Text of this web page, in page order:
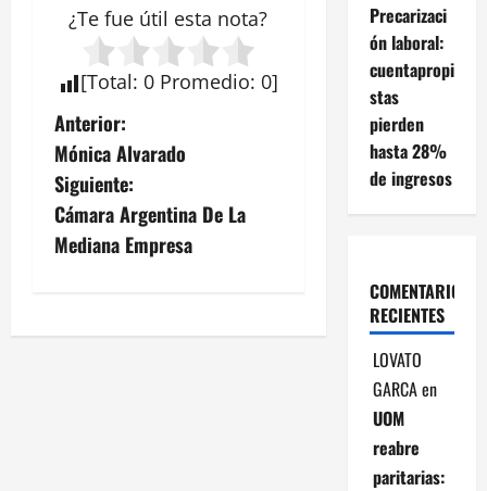
¿Te fue útil esta nota?
[Total: 0 Promedio: 0]
N
a
v
e
Anterior:
Mónica Alvarado
Siguiente:
Cámara Argentina De La
Mediana Empresa
Precarizaci
ón laboral:
cuentapropi
stas
pierden
hasta 28%
de ingresos
COMENTARIOS
RECIENTES
LOVATO
GARCAen
UOM
reabre
paritarias: